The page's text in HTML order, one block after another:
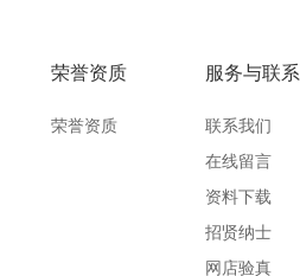
荣誉资质
荣誉资质
服务与联系
联系我们
在线留言
资料下载
招贤纳士
网店验真